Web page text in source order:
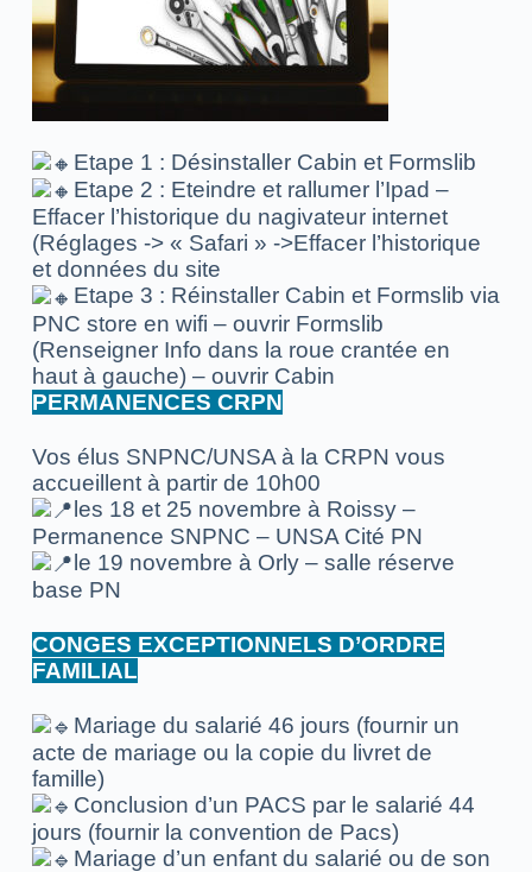
Etape 1 : Désinstaller Cabin et Formslib
Etape 2 : Eteindre et rallumer l’Ipad –
Effacer l’historique du nagivateur internet
(Réglages -> « Safari » ->Effacer l’historique
et données du site
Etape 3 : Réinstaller Cabin et Formslib via
PNC store en wifi – ouvrir Formslib
(Renseigner Info dans la roue crantée en
haut à gauche) – ouvrir Cabin
PERMANENCES CRPN
Vos élus SNPNC/UNSA à la CRPN vous
accueillent à partir de 10h00
les 18 et 25 novembre à Roissy –
Permanence SNPNC – UNSA Cité PN
le 19 novembre à Orly – salle réserve
base PN
CONGES EXCEPTIONNELS D’ORDRE
FAMILIAL
Mariage du salarié 46 jours (fournir un
acte de mariage ou la copie du livret de
famille)
Conclusion d’un PACS par le salarié 44
jours (fournir la convention de Pacs)
Mariage d’un enfant du salarié ou de son